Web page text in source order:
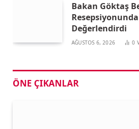
Bakan Göktaş
Değerlendirdi
AĞUSTOS 6, 2026 0
ÖNE ÇIKANLAR